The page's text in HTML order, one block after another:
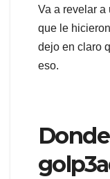
Va a revelar a
que le
dejo en claro
eso.